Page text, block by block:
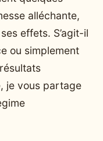
alléchante,
effets. S’agit-il
ou simplement
je vous partage